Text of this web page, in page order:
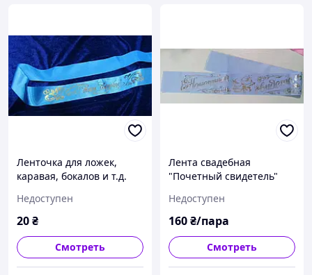
Ленточка для ложек,
каравая, бокалов и т.д.
Недоступен
20₴
Смотреть
Лента свадебная
"Почетный свидетель"
Недоступен
160₴/пара
Смотреть